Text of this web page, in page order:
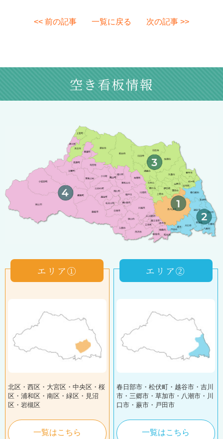
<< 前の記事 一覧に戻る 次の記事 >>
空き看板情報
エリア①
北区・西区・大宮区・中央区・桜
区・浦和区・南区・緑区・見沼
区・岩槻区
一覧はこちら
エリア②
春日部市・松伏町・越谷市・吉川
市・三郷市・草加市・八潮市・川
口市・蕨市・戸田市
一覧はこちら